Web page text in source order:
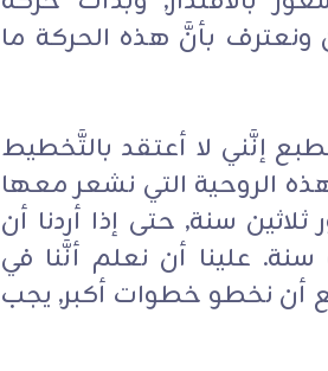
ونعترف بأنَّ هذه الحركة ما
إنَّني لا أعتقد بالتَّخطيط
الروحية التي نشعر معها
سنة, حتى إذا أردنا أن
علينا أن نعلم أنَّنا في
أن نخطو خطوات أكبر, يجب